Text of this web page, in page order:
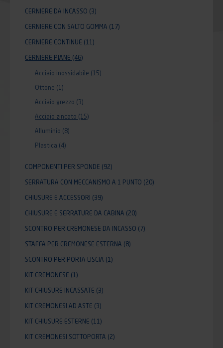
CERNIERE DA INCASSO (3)
CERNIERE CON SALTO GOMMA (17)
CERNIERE CONTINUE (11)
CERNIERE PIANE (46)
Acciaio inossidabile (15)
Ottone (1)
Acciaio grezzo (3)
Acciaio zincato (15)
Alluminio (8)
Plastica (4)
COMPONENTI PER SPONDE (92)
SERRATURA CON MECCANISMO A 1 PUNTO (20)
CHIUSURE E ACCESSORI (39)
CHIUSURE E SERRATURE DA CABINA (20)
SCONTRO PER CREMONESE DA INCASSO (7)
STAFFA PER CREMONESE ESTERNA (8)
SCONTRO PER PORTA LISCIA (1)
KIT CREMONESE (1)
KIT CHIUSURE INCASSATE (3)
KIT CREMONESI AD ASTE (3)
KIT CHIUSURE ESTERNE (11)
KIT CREMONESI SOTTOPORTA (2)